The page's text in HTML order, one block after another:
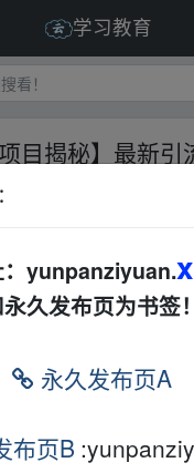
学习教育
项目揭秘】最新引
精准粉100+?通
鑫锋资源库 2024-9-16
?通过“问一问”【
pan.quark.cn/
：yunpanziyuan.
久发布页为书签！
永久发布页A
布页B